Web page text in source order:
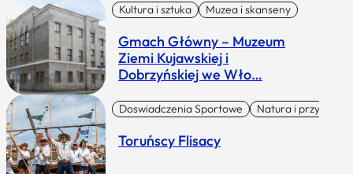
Kultura i sztuka Muzea i skanseny
Gmach Główny – Muzeum
Ziemi Kujawskiej i
Dobrzyńskiej we Wło…
Doswiadczenia Sportowe Natura i przygoda
Toruńscy Flisacy